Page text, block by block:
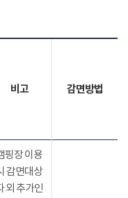
비고 감면방법
핑장 이용
감면대상
외 추가인